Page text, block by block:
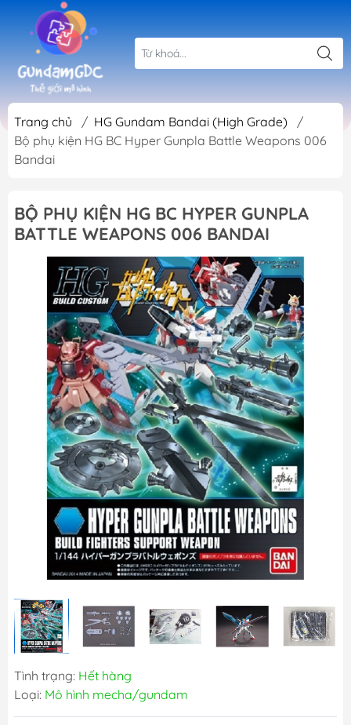
Trang chủ / HG Gundam Bandai (High Grade)
/
Bộ phụ kiện HG BC Hyper Gunpla Battle Weapons 006
Bandai
BỘ PHỤ KIỆN HG BC HYPER GUNPLA
BATTLE WEAPONS 006 BANDAI
Tình trạng: Hết hàng
Loại: Mô hình mecha/gundam